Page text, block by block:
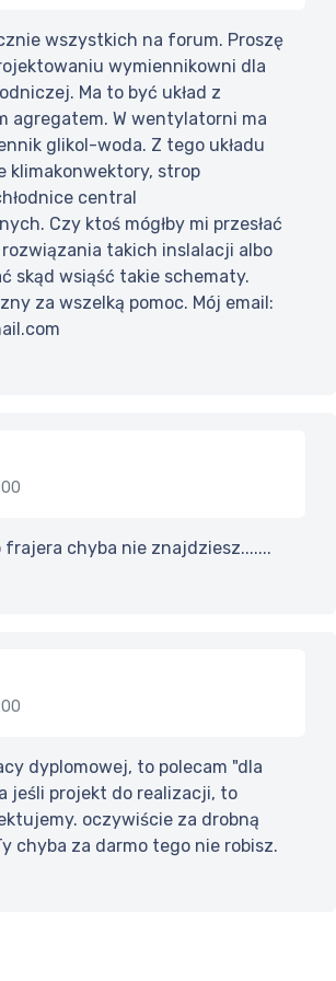
wszystkich na forum. Proszę
wymiennikowni dla
Ma to być układ z
agregatem. W wentylatorni ma
glikol-woda. Z tego układu
klimakonwektory, strop
central
Czy ktoś mógłby mi przesłać
rozwiązania takich inslalacji albo
skąd wsiąść takie schematy.
za wszelką pomoc. Mój email:
chyba nie znajdziesz.......
dyplomowej, to polecam "dla
jeśli projekt do realizacji, to
oczywiście za drobną
chyba za darmo tego nie robisz.